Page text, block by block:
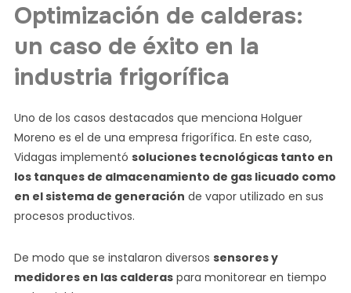
Optimización de calderas:
un caso de éxito en la
industria frigorífica
Uno de los casos destacados que menciona Holguer
Moreno es el de una empresa frigorífica. En este caso,
Vidagas implementó soluciones tecnológicas tanto en
los tanques de almacenamiento de gas licuado como
en el sistema de generación de vapor utilizado en sus
procesos productivos.
De modo que se instalaron diversos sensores y
medidores en las calderaspara monitorear en tiempo